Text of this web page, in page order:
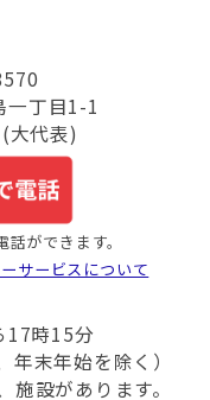
一丁目1-1
大代表)
ができます。
サービスについて
17時15分
年末年始を除く）
設があります。